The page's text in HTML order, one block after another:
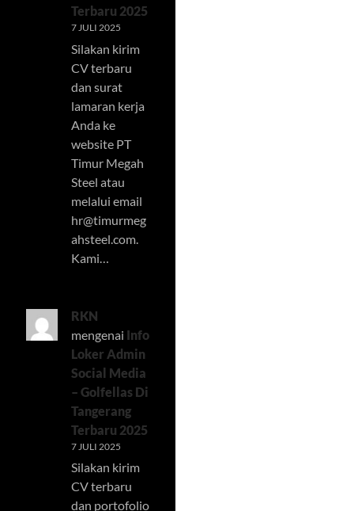
Terbaru 2025
7 JULI 2025
Silakan kirim
CV terbaru
dan surat
lamaran kerja
Anda ke
website PT
Timur Megah
Steel atau
melalui email
hr@timurmeg
ahsteel.com
Kami…
RKN
mengenai Info
Loker Admin
Social Media
– Golfellas Di
Tangerang
Terbaru 2025
7 JULI 2025
Silakan kirim
CV terbaru
dan portofolio